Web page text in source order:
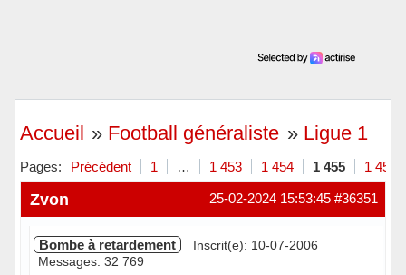
Accueil » Football généraliste » Ligue 1
Pages: Précédent 1 … 1 453 1 454 1 455 1 456
#36351
25-02-2024 15:53:45
Zvon
Bombe à retardement
Inscrit(e): 10-07-2006
Messages: 32 769